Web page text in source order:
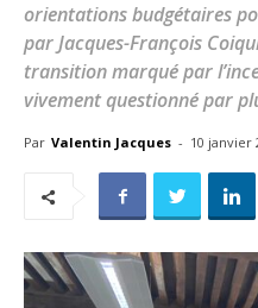
orientations budgétaires
par Jacques-François
transition marqué par
vivement questionné par
Par Valentin Jacques - 10 janvier